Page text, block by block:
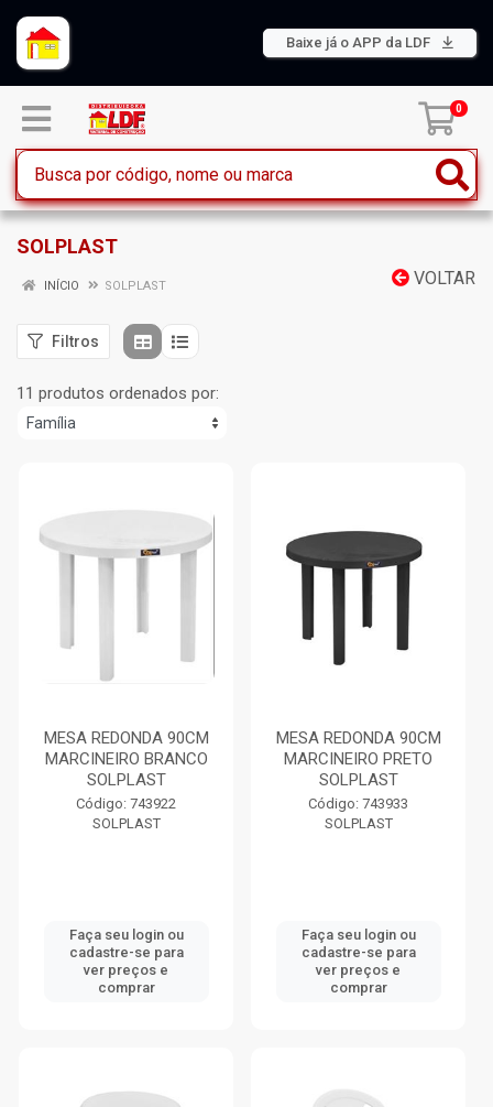
Baixe já o APP da LDF
0
SOLPLAST
VOLTAR
INÍCIO SOLPLAST
Filtros
11 produtos ordenados por:
MESA REDONDA 90CM
MARCINEIRO BRANCO
SOLPLAST
Código: 743922
SOLPLAST
Faça seu login ou
cadastre-se para
ver preços e
comprar
MESA REDONDA 90CM
MARCINEIRO PRETO
SOLPLAST
Código: 743933
SOLPLAST
Faça seu login ou
cadastre-se para
ver preços e
comprar